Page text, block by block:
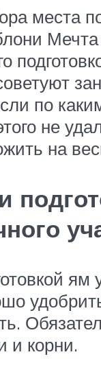
места
по
не
на
ям
и корни.